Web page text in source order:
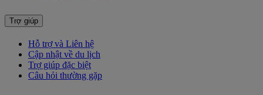
Trợ giúp
Hỗ trợ và Liên hệ
Cập nhật về du lịch
Trợ giúp đặc biệt
Câu hỏi thường gặp